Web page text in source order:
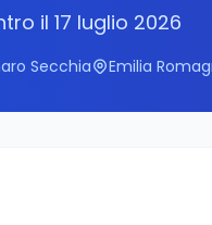
il 17 luglio 2026
Secchia Emilia